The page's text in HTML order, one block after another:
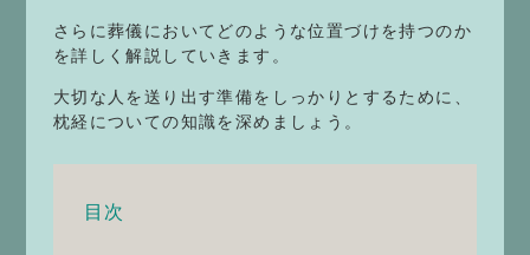
さらに葬儀においてどのような位置づけを持つのか
を詳しく解説していきます。
大切な人を送り出す準備をしっかりとするために、
枕経についての知識を深めましょう。
目次